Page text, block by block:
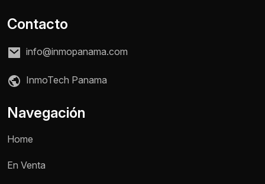
Contacto
info@inmopanama.com
InmoTech Panama
Navegación
Home
En Venta